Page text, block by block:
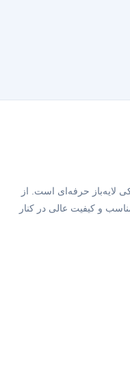
لایه‌باز حرفه‌ای است. از
و کیفیت عالی در کنار